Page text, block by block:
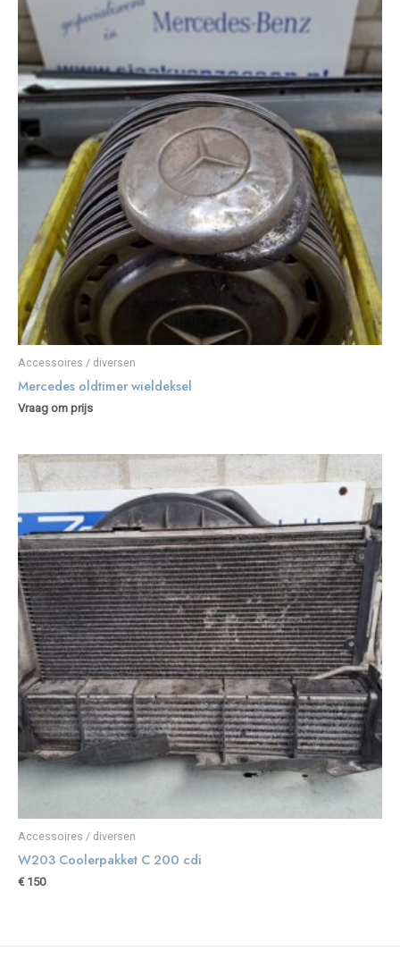
Accessoires / diversen
Mercedes oldtimer wieldeksel
Vraag om prijs
Accessoires / diversen
W203 Coolerpakket C 200 cdi
€150